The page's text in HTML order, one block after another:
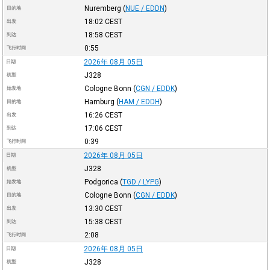
目的地 Nuremberg (NUE / EDDN)
出发 18:02 CEST
到达 18:58 CEST
飞行时间 0:55
日期 2026年 08月 05日
机型 J328
始发地 Cologne Bonn (CGN / EDDK)
目的地 Hamburg (HAM / EDDH)
出发 16:26 CEST
到达 17:06 CEST
飞行时间 0:39
日期 2026年 08月 05日
机型 J328
始发地 Podgorica (TGD / LYPG)
目的地 Cologne Bonn (CGN / EDDK)
出发 13:30 CEST
到达 15:38 CEST
飞行时间 2:08
日期 2026年 08月 05日
机型 J328